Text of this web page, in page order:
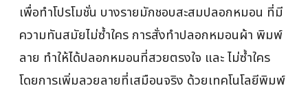
เพื่อทำโปรโมชั่น บางรายมักชอบสะสมปลอกหมอน ที่มี
ความทันสมัยไม่ซ้ำใคร การสั่งทำปลอกหมอนผ้า พิมพ์
ลาย ทำให้ได้ปลอกหมอนที่สวยตรงใจ และ ไม่ซ้ำใคร
โดยการเพิ่มลวยลายที่เสมือนจริง ด้วยเทคโนโลยีพิมพ์